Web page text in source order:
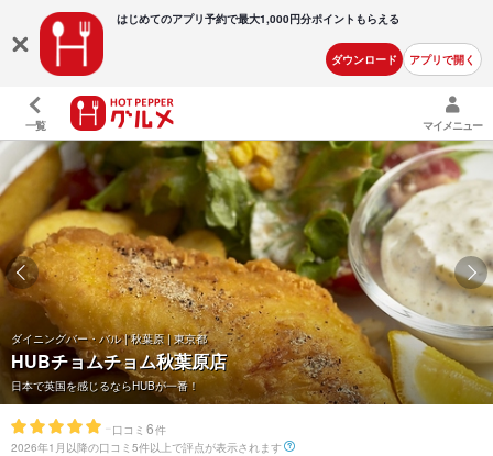
はじめてのアプリ予約で最大1,000円分ポイントもらえる
ダウンロード アプリで開く
一覧 マイメニュー
ダイニングバー・バル | 秋葉原 | 東京都
HUBチョムチョム秋葉原店
日本で英国を感じるならHUBが一番！
- 口コミ 6件
2026年1月以降の口コミ5件以上で評点が表示されます